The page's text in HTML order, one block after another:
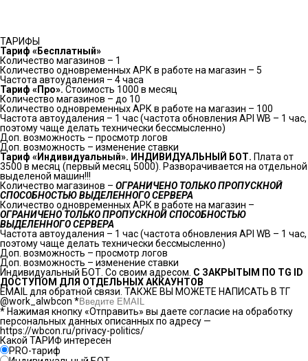
ТАРИФЫ
Тариф «Бесплатный»
Количество магазинов – 1
Количество одновременных АРК в работе на магазин – 5
Частота автоудаления – 4 часа
Тариф «Про». Стоимость 1000 в месяц
Количество магазинов – до 10
Количество одновременных АРК в работе на магазин – 100
Частота автоудаления – 1 час (частота обновления API WB – 1 час,
поэтому чаще делать технически бессмысленно)
Доп. возможность – просмотр логов
Доп. возможность – изменение ставки
Тариф «Индивидуальный». ИНДИВИДУАЛЬНЫЙ БОТ. Плата от
3500 в месяц (первый месяц 5000). Разворачивается на отдельной
выделеной машин!!!
Количество магазинов – ОГРАНИЧЕНО ТОЛЬКО ПРОПУСКНОЙ
СПОСОБНОСТЬЮ ВЫДЕЛЕННОГО СЕРВЕРА
Количество одновременных АРК в работе на магазин –
ОГРАНИЧЕНО ТОЛЬКО ПРОПУСКНОЙ СПОСОБНОСТЬЮ
ВЫДЕЛЕННОГО СЕРВЕРА
Частота автоудаления – 1 час (частота обновления API WB – 1 час,
поэтому чаще делать технически бессмысленно)
Доп. возможность – просмотр логов
Доп. возможность – изменение ставки
Индивидуальный БОТ. Со своим адресом. С ЗАКРЫТЫМ ПО TG ID
ДОСТУПОМ ДЛЯ ОТДЕЛЬНЫХ АККАУНТОВ
EMAIL для обратной связи. ТАКЖЕ ВЫ МОЖЕТЕ НАПИСАТЬ В ТГ
@work_alwbcon *
* Нажимая кнопку «Отправить» вы даете согласие на обработку
персональных данных описанных по адресу —
https://wbcon.ru/privacy-politics/
Какой ТАРИФ интересен
PRO-тариф